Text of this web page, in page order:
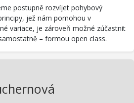
postupně rozvíjet pohybový
jež nám pomohou v
variace, je zároveň možné zúčastnit
– formou open class.